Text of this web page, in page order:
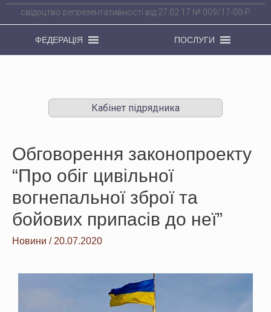
свідоцтво репрезентативності від 27.02.17 № 009/17-00-Р
ФЕДЕРАЦІЯ ПОСЛУГИ
Кабінет підрядника
Обговорення законопроекту
“Про обіг цивільної
вогнепальної зброї та
бойових припасів до неї”
Новини / 20.07.2020